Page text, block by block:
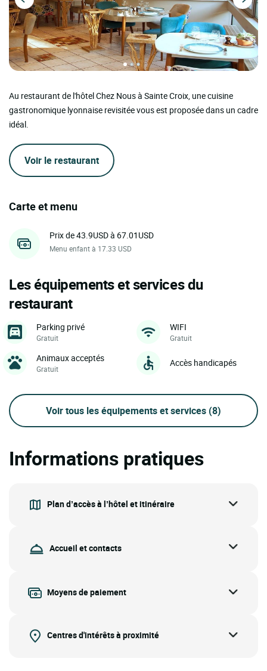
Au restaurant de l'hôtel Chez Nous à Sainte Croix, une cuisine
gastronomique lyonnaise revisitée vous est proposée dans un cadre
idéal.
Voir le restaurant
Carte et menu
Prix de 43.9USD à 67.01USD
Menu enfant à 17.33 USD
Les équipements et services du
restaurant
Parking privé
Gratuit
WIFI
Gratuit
Animaux acceptés
Gratuit
Accès handicapés
Voir tous les équipements et services (8)
Informations pratiques
Plan d’accès à l’hôtel et itinéraire
Accueil et contacts
Moyens de paiement
Centres d'intérêts à proximité